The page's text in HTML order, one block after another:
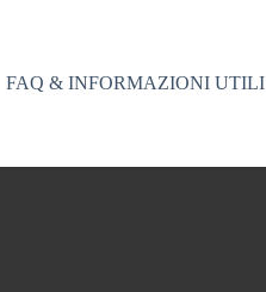
FAQ & INFORMAZIONI UTILI